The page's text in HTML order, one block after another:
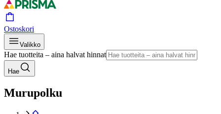
Ostoskori
Valikko
Hae tuotteita – aina halvat hinnat
Hae
Murupolku